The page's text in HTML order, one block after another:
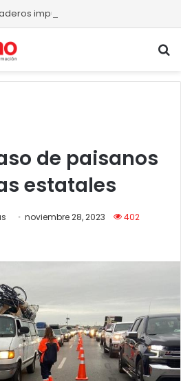
impulsan “Carne Tam”
de paisanos
estatales
noviembre 28, 2023
402